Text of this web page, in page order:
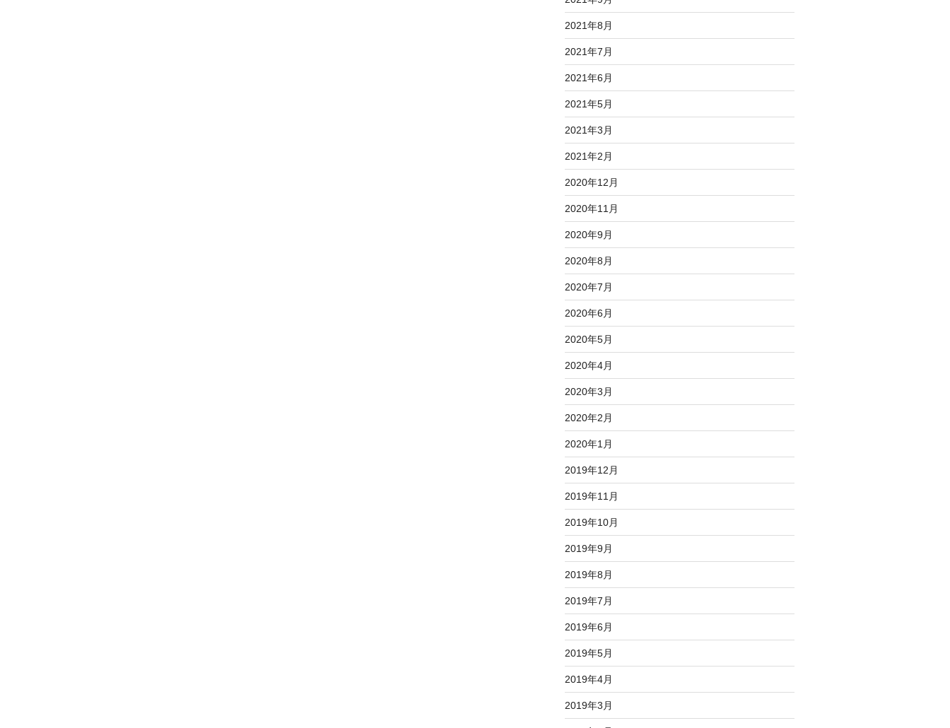
2021年8月
2021年7月
2021年6月
2021年5月
2021年3月
2021年2月
2020年12月
2020年11月
2020年9月
2020年8月
2020年7月
2020年6月
2020年5月
2020年4月
2020年3月
2020年2月
2020年1月
2019年12月
2019年11月
2019年10月
2019年9月
2019年8月
2019年7月
2019年6月
2019年5月
2019年4月
2019年3月